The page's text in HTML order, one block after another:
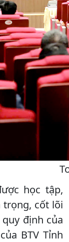
học tập,
trọng, cốt lõi
định của
BTV Tỉnh